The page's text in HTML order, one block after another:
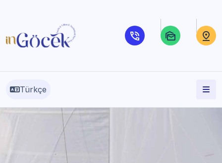
Türkçe